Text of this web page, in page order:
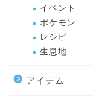
イベント
ポケモン
レシピ
生息地
アイテム